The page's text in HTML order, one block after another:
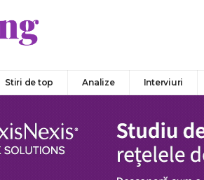
Stiri de top Analize Interviuri